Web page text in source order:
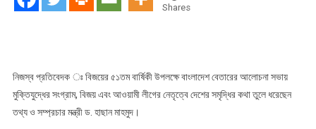
Shares
নিজস্ব প্রতিবেদক ঃ বিজয়ের ৫১তম বার্ষিকী উপলক্ষে বাংলাদেশ বেতারের আলোচনা সভায়
মুক্তিযুদ্ধের সংগ্রাম, বিজয় এবং আওয়ামী লীগের নেতৃত্বে দেশের সমৃদ্ধির কথা তুলে ধরেছেন
তথ্য ও সম্প্রচার মন্ত্রী ড. হাছান মাহমুদ।